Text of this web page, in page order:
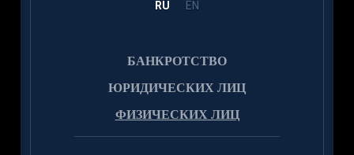
RU EN
БАНКРОТСТВО
ЮРИДИЧЕСКИХ ЛИЦ
ФИЗИЧЕСКИХ ЛИЦ